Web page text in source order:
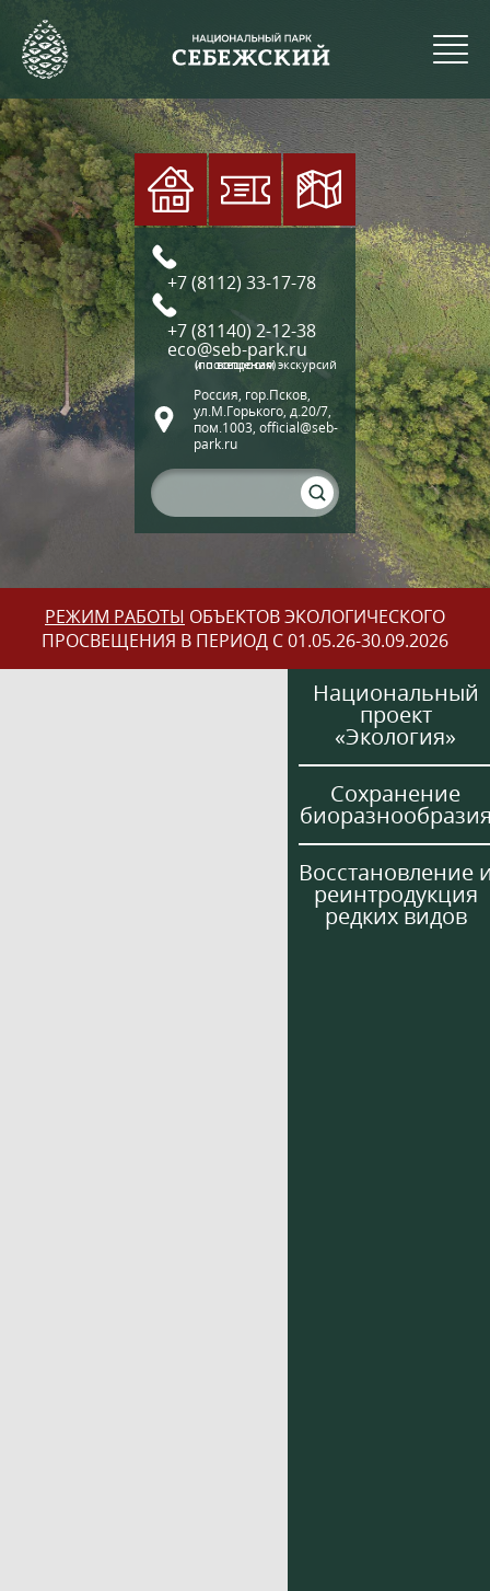
+7 (8112) 33-17-78
+7 (81140) 2-12-38
eco@seb-park.ru
(по вопросам экскурсий и посещения)
Россия, гор.Псков,
ул.М.Горького, д.20/7,
пом.1003, official@seb-
park.ru
РЕЖИМ РАБОТЫ ОБЪЕКТОВ ЭКОЛОГИЧЕСКОГО
ПРОСВЕЩЕНИЯ В ПЕРИОД С 01.05.26-30.09.2026
Национальный
проект
«Экология»
Сохранение
Восстановление
реинтродукция
редких видов